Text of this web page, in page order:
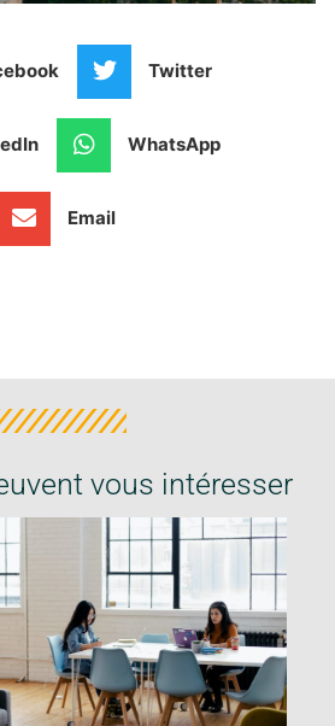
Twitter
WhatsApp
Email
vous intéresser